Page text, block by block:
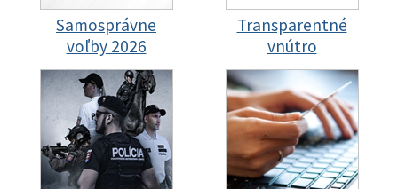
Samosprávne
voľby 2026
Transparentné
vnútro